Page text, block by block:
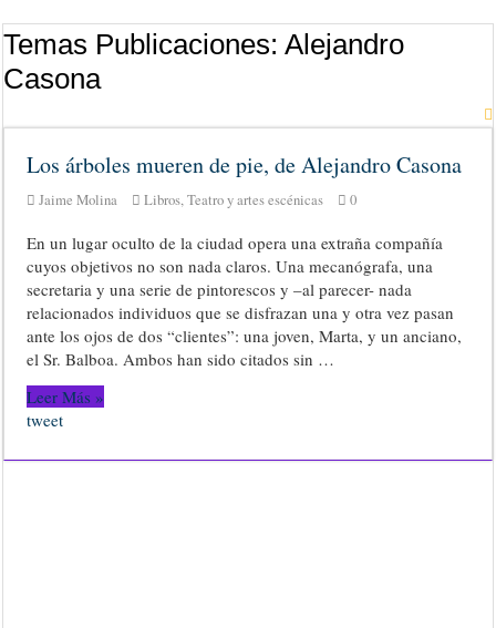
Temas Publicaciones:Alejandro
Casona
Los árboles mueren de pie, de Alejandro Casona
Jaime Molina Libros,Teatro y artes escénicas 0
En un lugar oculto de la ciudad opera una extraña compañía
cuyos objetivos no son nada claros. Una mecanógrafa, una
secretaria y una serie de pintorescos y –al parecer- nada
relacionados individuos que se disfrazan una y otra vez pasan
ante los ojos de dos “clientes”: una joven, Marta, y un anciano,
el Sr. Balboa. Ambos han sido citados sin …
Leer Más »
tweet